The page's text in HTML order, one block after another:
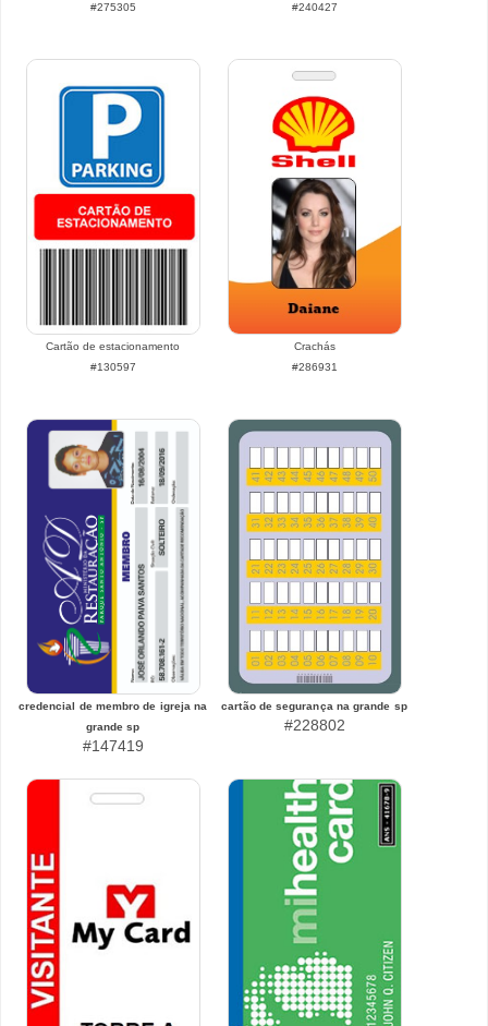
#275305
#240427
Cartão de estacionamento
#130597
Crachás
#286931
credencial de membro de igreja na
grande sp
#147419
cartão de segurança na grande sp
#228802